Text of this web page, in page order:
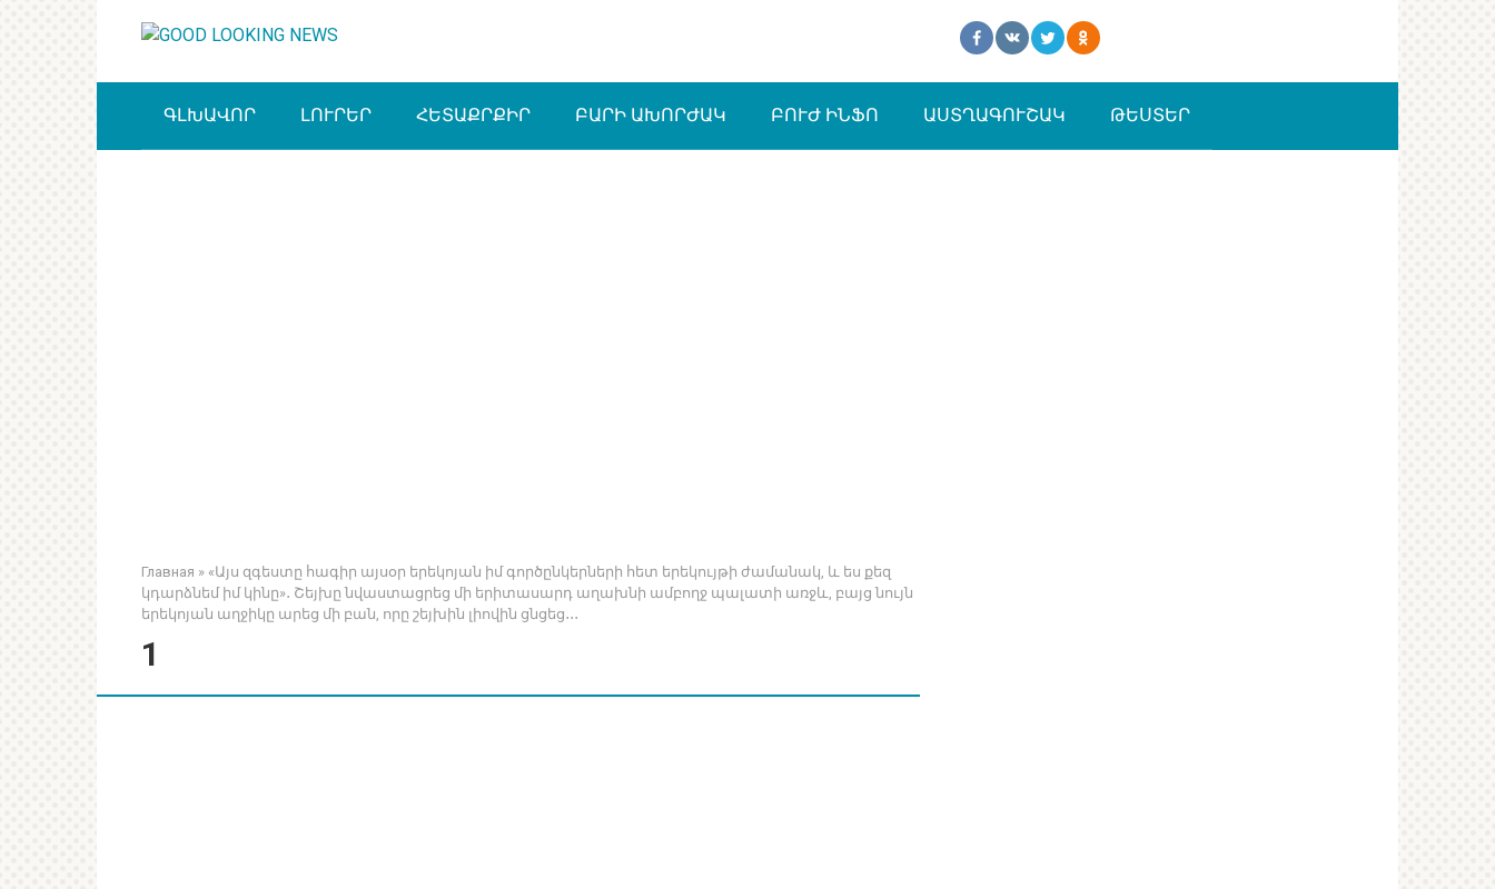
ԳԼԽԱՎՈՐ ԼՈՒՐԵՐ ՀԵՏԱՔՐՔԻՐ ԲԱՐԻ ԱԽՈՐԺԱԿ ԲՈՒԺ ԻՆՖՈ ԱՍՏՂԱԳՈՒՇԱԿ ԹԵՍՏԵՐ
Главная » «Այս զգեստը հագիր այսօր երեկոյան իմ գործընկերների հետ երեկույթի ժամանակ, և ես քեզ
կդարձնեմ իմ կինը»․ Շեյխը նվաստացրեց մի երիտասարդ աղախնի ամբողջ պալատի առջև, բայց նույն
երեկոյան աղջիկը արեց մի բան, որը շեյխին ​​լիովին ցնցեց․․․
1